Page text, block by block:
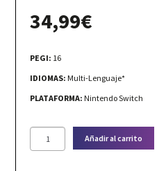
34,99€
PEGI: 16
IDIOMAS: Multi-Lenguaje*
PLATAFORMA: Nintendo Switch
Dungeon
Munchies
Añadir al carrito